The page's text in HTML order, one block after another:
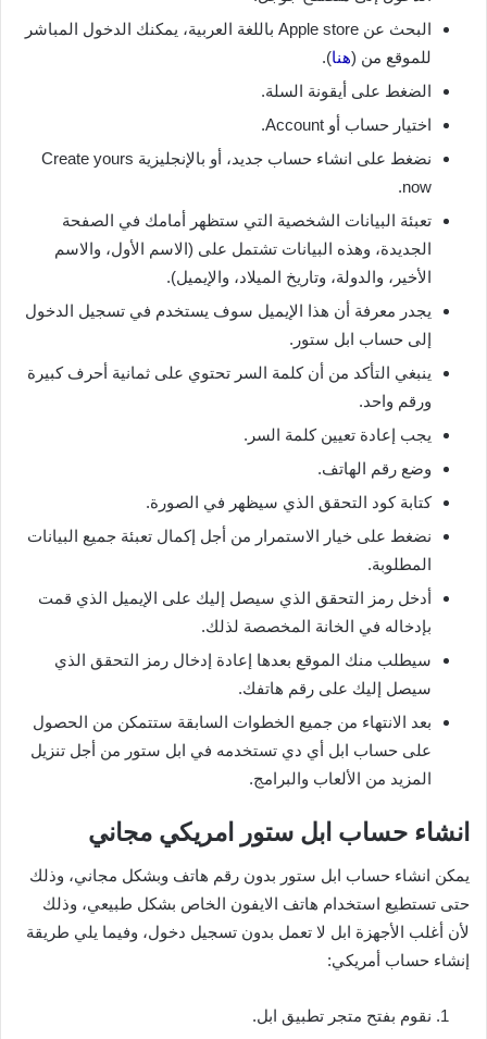
البحث عن Apple store باللغة العربية، يمكنك الدخول المباشر
للموقع من (هنا).
الضغط على أيقونة السلة.
اختيار حساب أو Account.
نضغط على انشاء حساب جديد، أو بالإنجليزية Create yours
now.
تعبئة البيانات الشخصية التي ستظهر أمامك في الصفحة
الجديدة، وهذه البيانات تشتمل على (الاسم الأول، والاسم
الأخير، والدولة، وتاريخ الميلاد، والإيميل).
يجدر معرفة أن هذا الإيميل سوف يستخدم في تسجيل الدخول
إلى حساب ابل ستور.
ينبغي التأكد من أن كلمة السر تحتوي على ثمانية أحرف كبيرة
ورقم واحد.
يجب إعادة تعيين كلمة السر.
وضع رقم الهاتف.
كتابة كود التحقق الذي سيظهر في الصورة.
نضغط على خيار الاستمرار من أجل إكمال تعبئة جميع البيانات
المطلوبة.
أدخل رمز التحقق الذي سيصل إليك على الإيميل الذي قمت
بإدخاله في الخانة المخصصة لذلك.
سيطلب منك الموقع بعدها إعادة إدخال رمز التحقق الذي
سيصل إليك على رقم هاتفك.
بعد الانتهاء من جميع الخطوات السابقة ستتمكن من الحصول
على حساب ابل أي دي تستخدمه في ابل ستور من أجل تنزيل
المزيد من الألعاب والبرامج.
انشاء حساب ابل ستور امريكي مجاني
يمكن انشاء حساب ابل ستور بدون رقم هاتف وبشكل مجاني، وذلك
حتى تستطيع استخدام هاتف الايفون الخاص بشكل طبيعي، وذلك
لأن أغلب الأجهزة ابل لا تعمل بدون تسجيل دخول، وفيما يلي طريقة
إنشاء حساب أمريكي:
نقوم بفتح متجر تطبيق ابل.